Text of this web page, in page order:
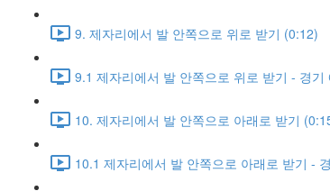
9. 제자리에서 발 안쪽으로 위로 받기 (0:12)
9.1 제자리에서 발 안쪽으로 위로 받기 - 경기
10. 제자리에서 발 안쪽으로 아래로 받기
10.1 제자리에서 발 안쪽으로 아래로 받기 -